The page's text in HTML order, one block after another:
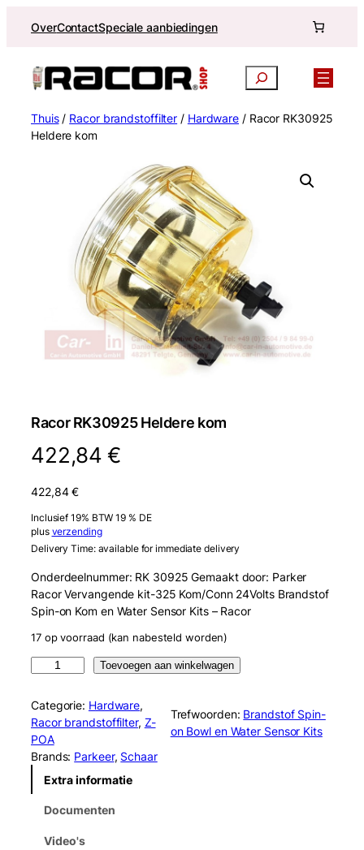
inhoud
OverContactSpeciale aanbiedingen
Zoekopdracht
Thuis/ Racor brandstoffilter / Hardware / Racor RK30925
Heldere kom
Racor RK30925 Heldere kom
422,84€
422,84€
Inclusief 19% BTW 19 % DE
plus verzending
Delivery Time: available for immediate delivery
Onderdeelnummer: RK 30925 Gemaakt door: Parker
Racor Vervangende kit-325 Kom/Conn 24Volts Brandstof
Spin-on Kom en Water Sensor Kits – Racor
17 op voorraad (kan nabesteld worden)
c
o
r
R
K
Toevoegen aan winkelwagen
Categorie: Hardware
Racor brandstoffilter, Z-
POA
Trefwoorden: Brandstof Spin-
on Bowl en Water Sensor Kits
Brands: Parkeer, Schaar
Extra informatie
Documenten
Video's